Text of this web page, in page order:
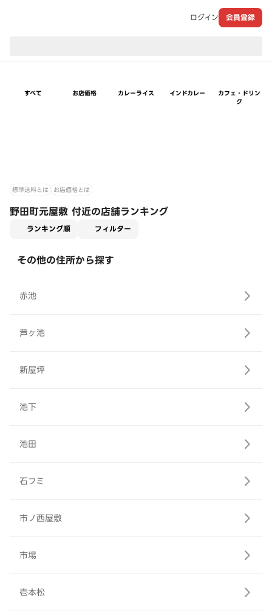
ログイン 会員登録
すべて お店価格 カレーライス インドカレー
カフェ・ドリン
ク
標準送料とは お店価格とは
野田町元屋敷 付近の店舗ランキング
ランキング順 フィルター
その他の住所から探す
赤池
芦ヶ池
新屋坪
池下
池田
石フミ
市ノ西屋敷
市場
壱本松